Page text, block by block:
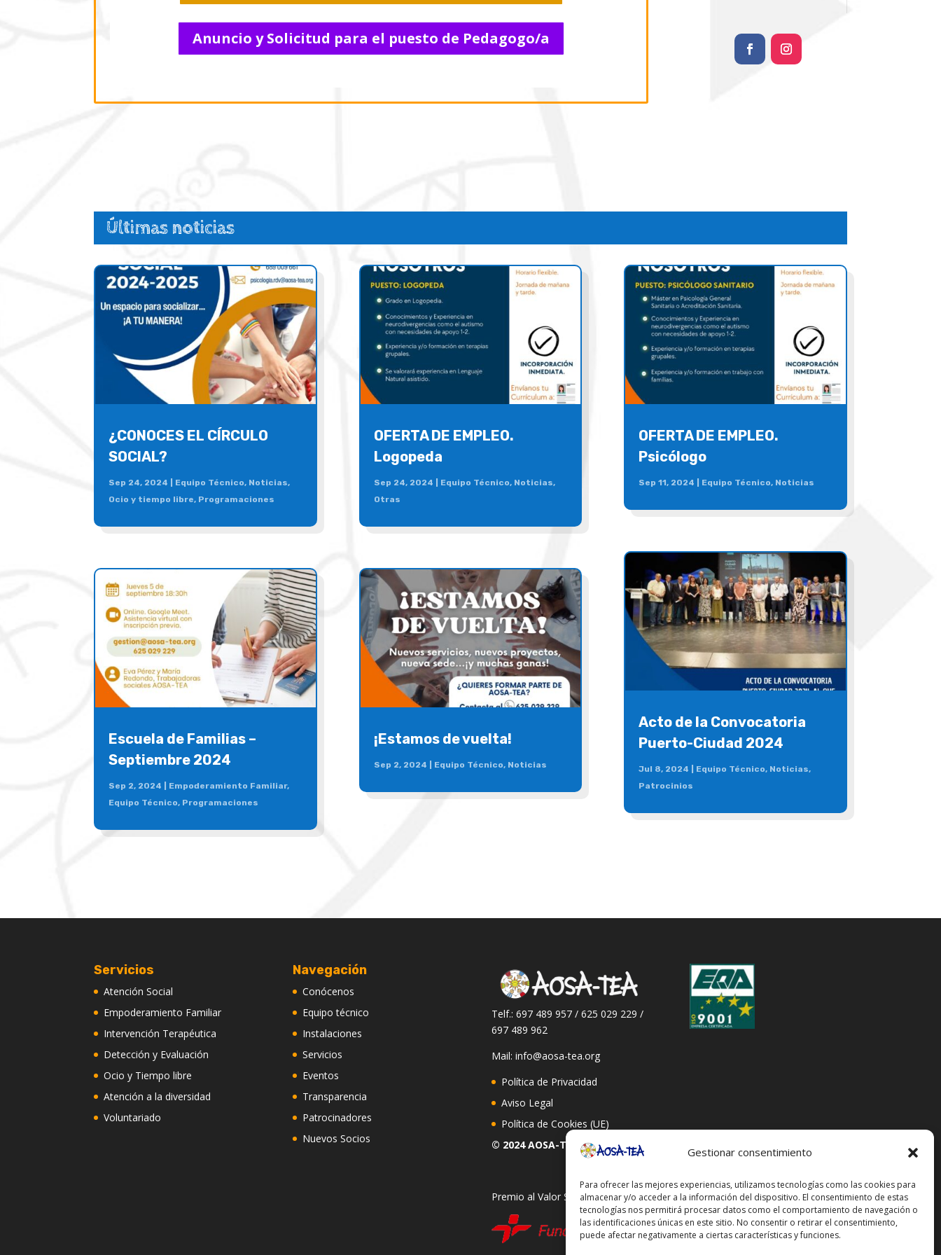
Gestionar consentimiento
Para ofrecer las mejores experiencias, utilizamos tecnologías como las cookies para
almacenar y/o acceder a la información del dispositivo. El consentimiento de estas
tecnologías nos permitirá procesar datos como el comportamiento de navegación o
las identificaciones únicas en este sitio. No consentir o retirar el consentimiento,
puede afectar negativamente a ciertas características y funciones.
Anuncio y Solicitud para el puesto de Pedagogo/a
Últimas noticias
¿CONOCES EL CÍRCULO
SOCIAL?
Sep 24, 2024 Equipo Técnico, Noticias,
Ocio y tiempo libre, Programaciones
Escuela de Familias –
Septiembre 2024
Sep 2, 2024 Empoderamiento Familiar,
Equipo Técnico, Programaciones
OFERTA DE EMPLEO.
Logopeda
Sep 24, 2024 Equipo Técnico, Noticias,
Otras
¡Estamos de vuelta!
Sep 2, 2024 Equipo Técnico, Noticias
OFERTA DE EMPLEO.
Psicólogo
Sep 11, 2024 Equipo Técnico, Noticias
Acto de la Convocatoria
Puerto-Ciudad 2024
Jul 8, 2024 Equipo Técnico, Noticias,
Patrocinios
Servicios
Atención Social
Empoderamiento Familiar
Intervención Terapéutica
Detección y Evaluación
Ocio y Tiempo libre
Atención a la diversidad
Voluntariado
Navegación
Conócenos
Equipo técnico
Instalaciones
Servicios
Eventos
Transparencia
Patrocinadores
Nuevos Socios
Telf.: 697 489 957 / 625 029 229 /
697 489 962
Mail: info@aosa-tea.org
Política de Privacidad
Aviso Legal
Política de Cookies (UE)
© 2024 AOSA-TEA
Premio al Valor Social 2020